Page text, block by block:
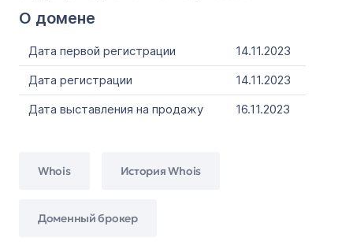
О домене
Дата первой регистрации
14.11.2023
Дата регистрации
14.11.2023
Дата выставления на продажу
16.11.2023
Whois История Whois
Доменный брокер